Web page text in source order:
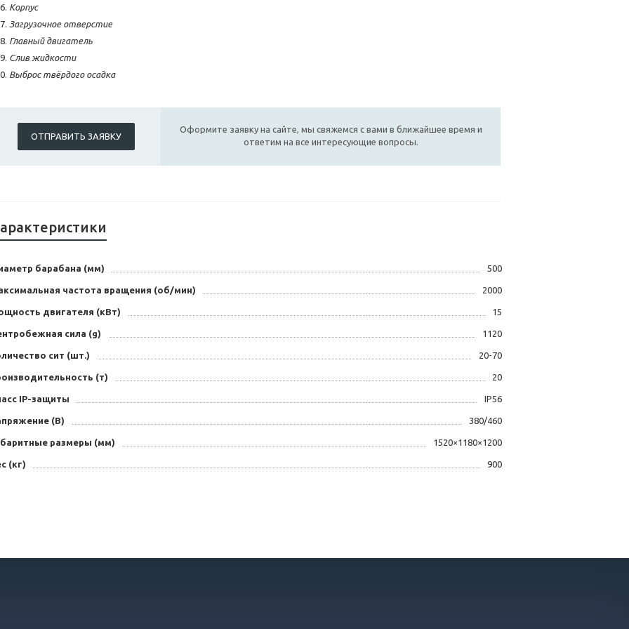
Корпус
Загрузочное отверстие
Главный двигатель
Слив жидкости
Выброс твёрдого осадка
ОТПРАВИТЬ ЗАЯВКУ
Оформите заявку на сайте, мы свяжемся с вами в ближайшее время и
ответим на все интересующие вопросы.
барабана (мм) 500
частота вращения (об/мин) 2000
двигателя (кВт) 15
сила (g) 1120
сит (шт.) 20-70
(т) 20
IP-защиты IP56
(В) 380/460
размеры (мм) 1520×1180×1200
(кг) 900